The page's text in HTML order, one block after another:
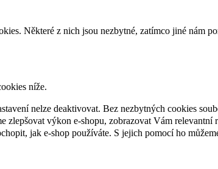
Některé z nich jsou nezbytné, zatímco jiné nám
níže.
nelze deaktivovat. Bez nezbytných cookies
zlepšovat výkon e-shopu, zobrazovat Vám
jak e-shop používáte. S jejich pomocí ho